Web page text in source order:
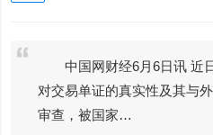
中国网财经6月6日讯 近
对交易单证的真实性及其与
审查，被国家…